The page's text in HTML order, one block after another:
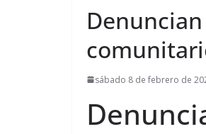
sábado 8 de febrero de